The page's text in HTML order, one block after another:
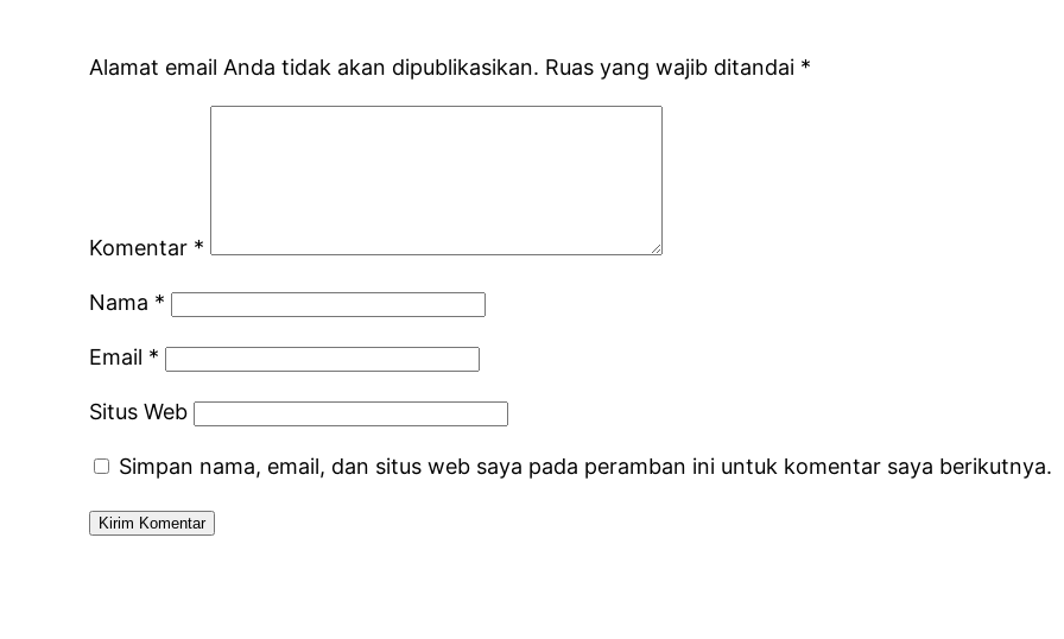
Alamat email Anda tidak akan dipublikasikan. Ruas yang wajib ditandai *
Komentar *
Nama *
Email *
Situs Web
Simpan nama, email, dan situs web saya pada peramban ini untuk komentar saya berikutnya.